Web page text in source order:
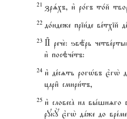
21 зрsхъ, и3 ро1гъ то1й
22 до1ндеже пріи1де
23 И# рече2: ѕвёрь
и3 посэче1тъ:
24 и3 де1сzть рогHвъ
цари6 смири1тъ,
25 и3 словесA на вы1шнzго
рукY є3гw2 дaже до